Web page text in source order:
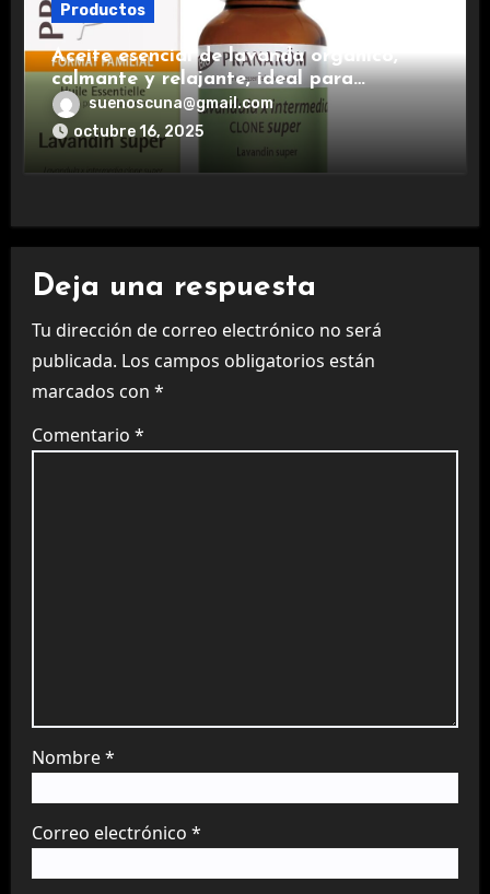
Productos
Aceite esencial de lavanda orgánico,
calmante y relajante, ideal para
aromaterapia.
suenoscuna@gmail.com
octubre 16, 2025
Deja una respuesta
Tu dirección de correo electrónico no será
publicada. Los campos obligatorios están
marcados con *
Comentario *
Nombre*
Correo electrónico *